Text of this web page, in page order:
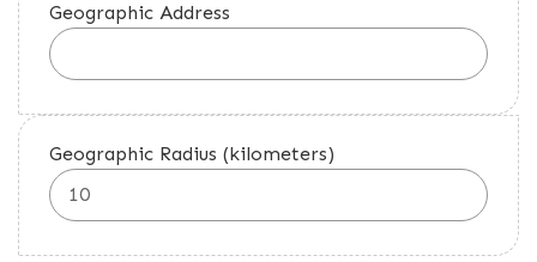
Geographic Address
Geographic Radius (kilometers)